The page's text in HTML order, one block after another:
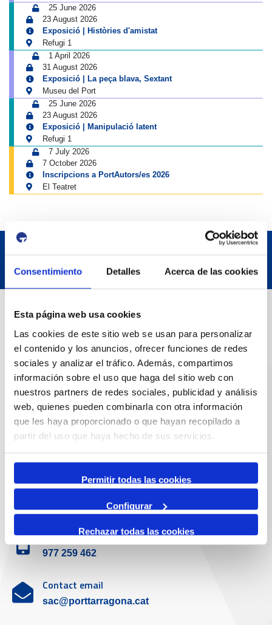
Consentimiento Detalles Acerca de las cookies
Esta página web usa cookies
Las cookies de este sitio web se usan para personalizar
el contenido y los anuncios, ofrecer funciones de redes
sociales y analizar el tráfico. Además, compartimos
información sobre el uso que haga del sitio web con
nuestros partners de redes sociales, publicidad y análisis
web, quienes pueden combinarla con otra información
que les haya proporcionado o que hayan recopilado a
partir del uso que haya hecho de sus servicios.
Permitir todas las cookies
Configurar
Rechazar todas las cookies
25 June 2026
23 August 2026
Exposició | Històries d'amistat
Refugi 1
1 April 2026
31 August 2026
Exposició | La peça blava, Sextant
Museu del Port
25 June 2026
23 August 2026
Exposició | Manipulació latent
Refugi 1
7 July 2026
7 October 2026
Inscripcions a PortAutors/es 2026
El Teatret
Contact
Adreça
Passeig de l'Escullera s/n, 43004 Tarragona
Contact number
977 259 400
(+34) 900 229 900
Customer service
Contact phone
977 259 462
Contact email
sac@porttarragona.cat